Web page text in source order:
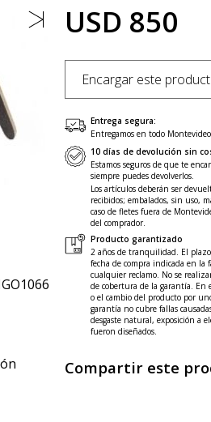
USD 850
Encargar este
Entrega segura:
Entregamos en todo
10 días de devolución sin
Estamos seguros de que te
siempre puedes devolverlos.
Los artículos deberán ser
recibidos; embalados, sin uso,
caso de fletes fuera de
del comprador.
Producto garantizado
2 años de tranquilidad. El
fecha de compra indicada en la
cualquier reclamo. No se
de cobertura de la garantía. En
o el cambio del producto por
garantía no cubre fallas
desgaste natural, exposición a
fueron diseñados.
Compartir este